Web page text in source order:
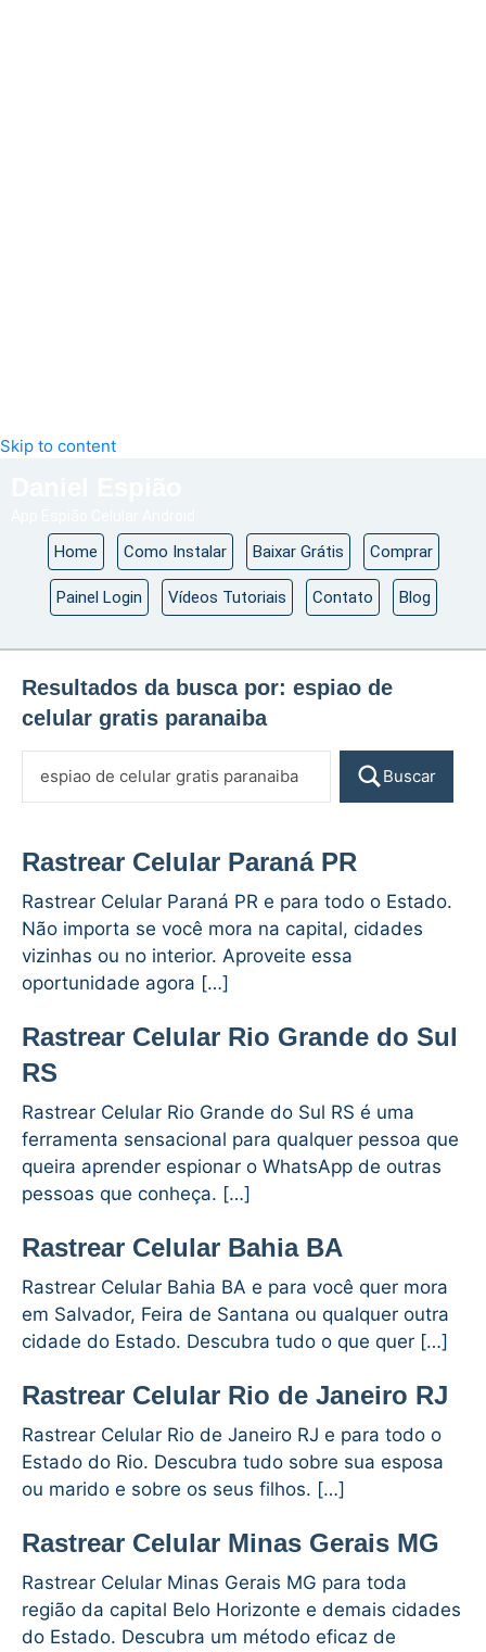
Skip to content
Home Como Instalar Baixar Grátis Comprar
Painel Login Vídeos Tutoriais Contato Blog
Resultados da busca por: espiao de
celular gratis paranaiba
Buscar
Rastrear Celular Paraná PR
Rastrear Celular Paraná PR e para todo o Estado.
Não importa se você mora na capital, cidades
vizinhas ou no interior. Aproveite essa
oportunidade agora […]
Rastrear Celular Rio Grande do Sul
RS
Rastrear Celular Rio Grande do Sul RS é uma
ferramenta sensacional para qualquer pessoa que
queira aprender espionar o WhatsApp de outras
pessoas que conheça. […]
Rastrear Celular Bahia BA
Rastrear Celular Bahia BA e para você quer mora
em Salvador, Feira de Santana ou qualquer outra
cidade do Estado. Descubra tudo o que quer […]
Rastrear Celular Rio de Janeiro RJ
Rastrear Celular Rio de Janeiro RJ e para todo o
Estado do Rio. Descubra tudo sobre sua esposa
ou marido e sobre os seus filhos. […]
Rastrear Celular Minas Gerais MG
Rastrear Celular Minas Gerais MG para toda
região da capital Belo Horizonte e demais cidades
do Estado. Descubra um método eficaz de